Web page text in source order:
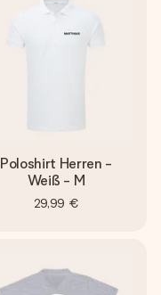
Poloshirt Herren -
Weiß - M
29,99 €